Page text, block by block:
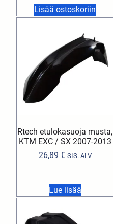
Lisää ostoskoriin
Rtech etulokasuoja musta,
KTM EXC / SX 2007-2013
26,89 € SIS. ALV
Lue lisää